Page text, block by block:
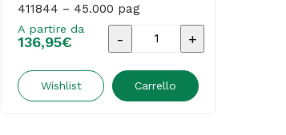
411844 – 45.000 pag
A partire da
136,95€
Ricoh
Tamburo
Wishlist Carrello